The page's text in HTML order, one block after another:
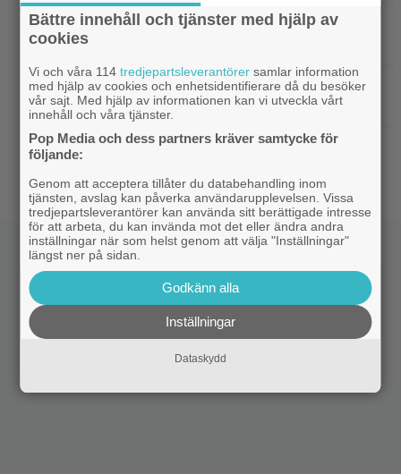
Kommande filmer |Nu vet vi vem som spelar
skurken Ganondorf i ”The Legend of Zelda”
Casting| Jim Carrey klar för ny långfilm –
baserad på älskad animerad serie
Casting|Från ”Heartstopper” till ”X-Men”? Kit
Connor kan bli nye Cyclops
Bättre innehåll och tjänster med hjälp av
cookies
Vi och våra 114tredjepartsleverantörer samlar information
med hjälp av cookies och enhetsidentifierare då du besöker
vår sajt. Med hjälp av informationen kan vi utveckla vårt
innehåll och våra tjänster.
Pop Media och dess partners kräver samtycke för
följande:
Genom att acceptera tillåter du databehandling inom
tjänsten, avslag kan påverka användarupplevelsen. Vissa
tredjepartsleverantörer kan använda sitt berättigade intresse
för att arbeta, du kan invända mot det eller ändra andra
inställningar när som helst genom att välja "Inställningar"
längst ner på sidan.
Godkänn alla
Inställningar
Dataskydd